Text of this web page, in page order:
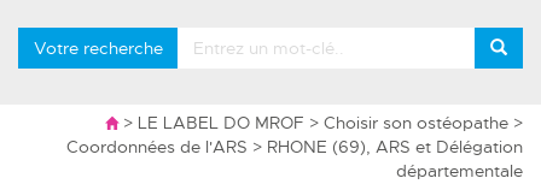
Votre recherche
> LE LABEL DO MROF > Choisir son ostéopathe >
Coordonnées de l'ARS > RHONE (69), ARS et Délégation
départementale